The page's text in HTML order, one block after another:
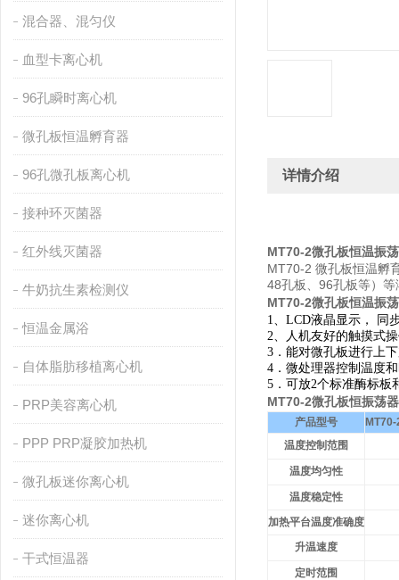
混合器、混匀仪
血型卡离心机
96孔瞬时离心机
微孔板恒温孵育器
96孔微孔板离心机
接种环灭菌器
红外线灭菌器
牛奶抗生素检测仪
恒温金属浴
自体脂肪移植离心机
PRP美容离心机
PPP PRP凝胶加热机
微孔板迷你离心机
迷你离心机
干式恒温器
详情介绍
MT70-2微孔板恒温振
MT70-2 微孔板恒温孵
48孔板、96孔板等）
MT70-2微孔板恒温振
1、LCD液晶显示， 同
2、人机友好的触摸式
3 ．能对微孔板进行上
4 ．微处理器控制温度
5 ．可放2个标准酶标板
MT70-2微孔板恒振荡器
产品型号
MT70-
温度控制范围
温度均匀性
温度稳定性
加热平台温度准确度
升温速度
定时范围